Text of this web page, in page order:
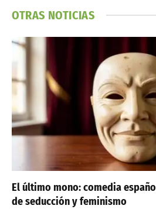
OTRAS NOTICIAS
El último mono: comedia
de seducción y feminismo